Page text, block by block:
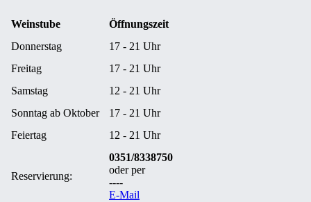
Weinstube
Öffnungszeit
Donnerstag
17 - 21 Uhr
Freitag
17 - 21 Uhr
Samstag
12 - 21 Uhr
Sonntag ab Oktober
17 - 21 Uhr
Feiertag
12 - 21 Uhr
Reservierung:
0351/8338750
oder per
----
E-Mail